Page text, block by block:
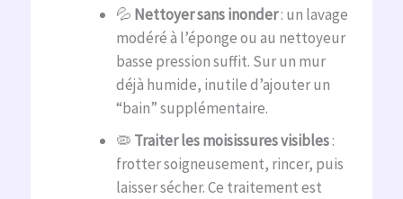
💦 Nettoyer sans inonder: un lavage
modéré à l’éponge ou au nettoyeur
basse pression suffit. Sur un mur
déjà humide, inutile d’ajouter un
“bain” supplémentaire.
🦠 Traiter les moisissures visibles:
frotter soigneusement, rincer, puis
laisser sécher. Ce traitement est